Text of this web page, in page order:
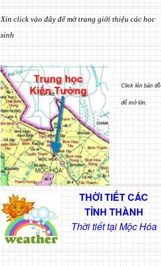
Xin click vào đây để mở trang giới thiệu các học
sinh
Click lên bản đồ
để mở lớn.
THỜI TIẾT CÁC
TỈNH THÀNH
Thời tiết tại Mộc Hóa